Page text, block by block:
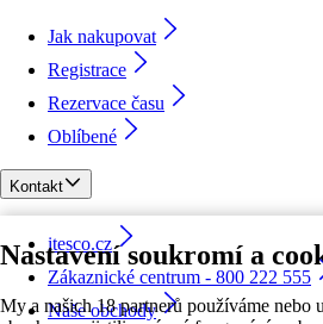
Nastavení soukromí a
My a našich 18 partnerů používáme nebo
Jak nakupovat
Registrace
Rezervace času
Oblíbené
Kontakt
itesco.cz
Zákaznické centrum - 800 222 555
Naše obchody